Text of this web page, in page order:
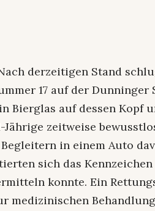
derzeitigen Stand
17 auf der
Bierglas auf dessen Kopf
Jährige zeitweise
in einem Auto
sich das
konnte. Ein
medizinischen